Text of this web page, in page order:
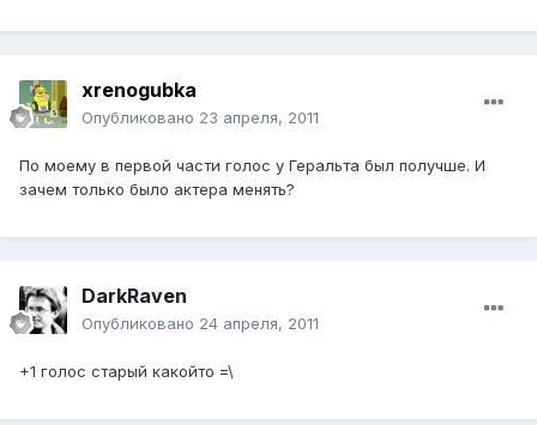
xrenogubka
Опубликовано 23 апреля, 2011
По моему в первой части голос у Геральта был получше. И
зачем только было актера менять?
DarkRaven
Опубликовано 24 апреля, 2011
+1 голос старый какойто =\